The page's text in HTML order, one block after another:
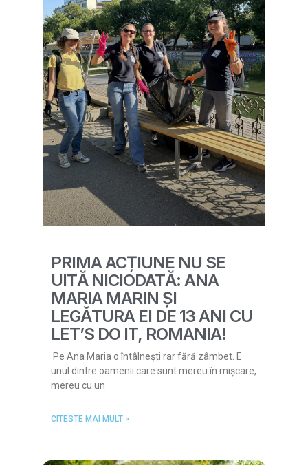
PRIMA ACȚIUNE NU SE
UITĂ NICIODATĂ: ANA
MARIA MARIN ȘI
LEGĂTURA EI DE 13 ANI CU
LET’S DO IT, ROMANIA!
Pe Ana Maria o întâlnești rar fără zâmbet. E
unul dintre oamenii care sunt mereu în mișcare,
mereu cu un
CITESTE MAI MULT >